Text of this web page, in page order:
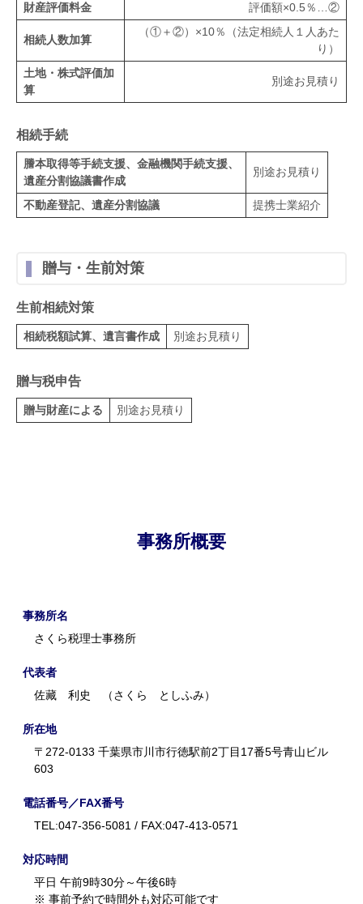
財産評価料金
評価額×0.5％…②
相続人数加算
（①＋②）×10％（法定相続人１人あた
り）
土地・株式評価加
算
別途お見積り
相続手続
謄本取得等手続支援、金融機関手続支援、
遺産分割協議書作成
別途お見積り
不動産登記、遺産分割協議 提携士業紹介
贈与・生前対策
生前相続対策
相続税額試算、遺言書作成 別途お見積り
贈与税申告
贈与財産による 別途お見積り
事務所概要
事務所名
さくら税理士事務所
代表者
佐藏 利史 （さくら としふみ）
所在地
〒272-0133 千葉県市川市行徳駅前2丁目17番5号青山ビル
603
電話番号／FAX番号
TEL:047-356-5081 / FAX:047-413-0571
対応時間
平日 午前9時30分～午後6時
※ 事前予約で時間外も対応可能です